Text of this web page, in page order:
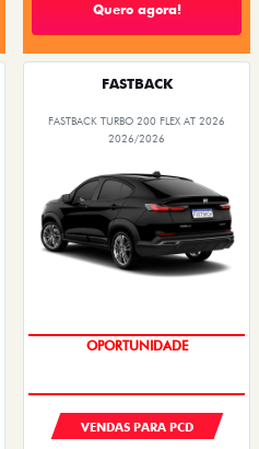
Quero agora!
FASTBACK
FASTBACK TURBO 200 FLEX AT 2026
2026/2026
OPORTUNIDADE
VENDAS PARA PCD